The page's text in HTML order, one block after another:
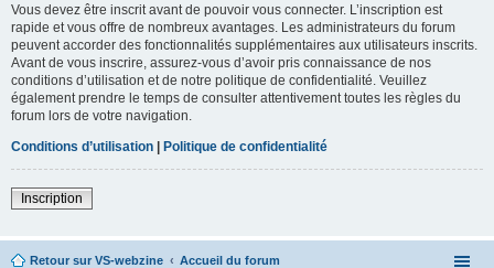
Vous devez être inscrit avant de pouvoir vous connecter. L’inscription est
rapide et vous offre de nombreux avantages. Les administrateurs du forum
peuvent accorder des fonctionnalités supplémentaires aux utilisateurs inscrits.
Avant de vous inscrire, assurez-vous d’avoir pris connaissance de nos
conditions d’utilisation et de notre politique de confidentialité. Veuillez
également prendre le temps de consulter attentivement toutes les règles du
forum lors de votre navigation.
Conditions d’utilisation | Politique de confidentialité
Inscription
Retour sur VS-webzine Accueil du forum